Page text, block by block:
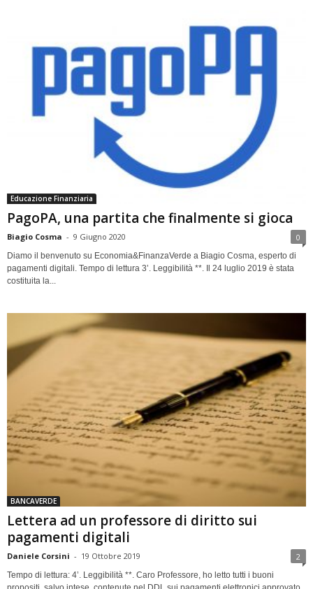
Educazione Finanziaria
PagoPA, una partita che finalmente si gioca
Biagio Cosma - 9 Giugno 2020 0
Diamo il benvenuto su Economia&FinanzaVerde a Biagio Cosma, esperto di
pagamenti digitali. Tempo di lettura 3’. Leggibilità **. Il 24 luglio 2019 è stata
costituita la...
BANCAVERDE
Lettera ad un professore di diritto sui
pagamenti digitali
Daniele Corsini - 19 Ottobre 2019 2
Tempo di lettura: 4’. Leggibilità **. Caro Professore, ho letto tutti i buoni